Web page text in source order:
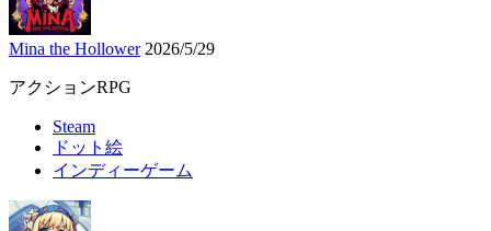
Mina the Hollower 2026/5/29
アクションRPG
Steam
ドット絵
インディーゲーム